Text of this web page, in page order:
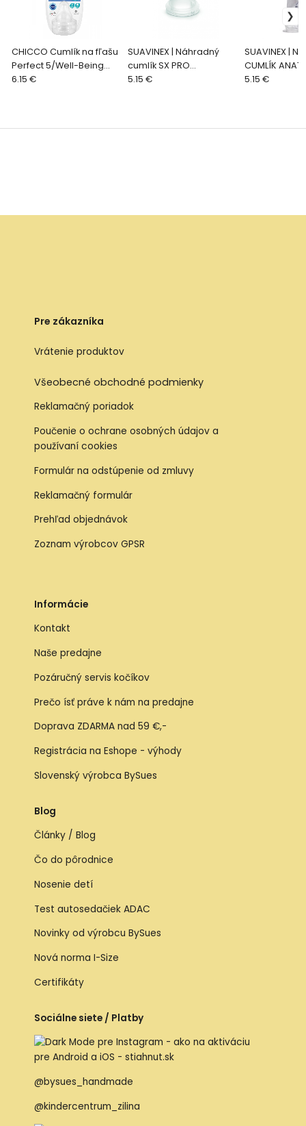
CHICCO Cumlík na fľašu
Perfect 5/Well-Being
fyziologický na kašu 2 ks,
6.15 €
SUAVINEX | Náhradný
cumlík SX PRO
Fyziologický MF SILNÝ
5.15 €
SUAVINEX |
CUMLÍK
S1/M - 2 ks
5.15 €
Pre zákazníka
Vrátenie produktov
Všeobecné obchodné podmienky
Reklamačný poriadok
Poučenie o ochrane osobných údajov a
používaní cookies
Formulár na odstúpenie od zmluvy
Reklamačný formulár
Prehľad objednávok
Zoznam výrobcov GPSR
Informácie
Kontakt
Naše predajne
Pozáručný servis kočíkov
Prečo ísť práve k nám na predajne
Doprava ZDARMA nad 59 €,-
Registrácia na Eshope - výhody
Slovenský výrobca BySues
Blog
Články / Blog
Čo do pôrodnice
Nosenie detí
Test autosedačiek ADAC
Novinky od výrobcu BySues
Nová norma I-Size
Certifikáty
Sociálne siete / Platby
@bysues_handmade
@kindercentrum_zilina